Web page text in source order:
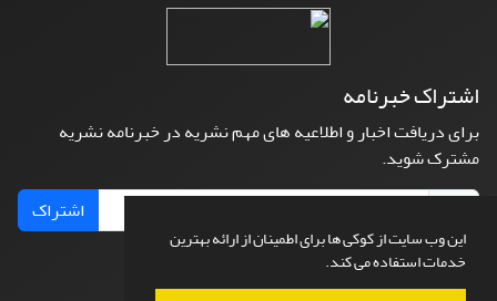
این وب سایت از کوکی ها برای اطمینان از ارائه بهترین
خدمات استفاده می کند.
اشتراک خبرنامه
برای دریافت اخبار و اطلاعیه های مهم نشریه در خبرنامه نشریه
مشترک شوید.
اشتراک